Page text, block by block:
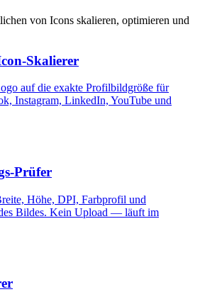
von Icons skalieren, optimieren und
Skalierer
auf die exakte Profilbildgröße für
Instagram, LinkedIn, YouTube und
Prüfer
Höhe, DPI, Farbprofil und
Bildes. Kein Upload — läuft im